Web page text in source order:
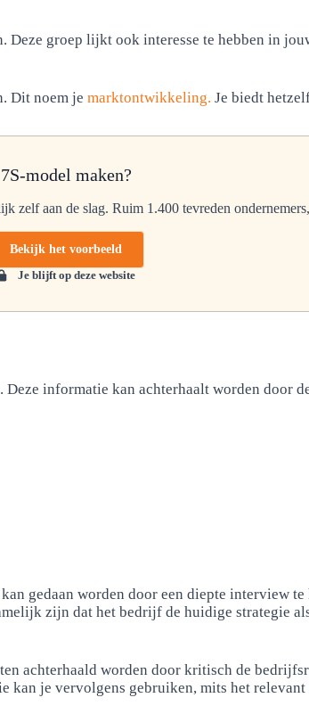
Deze groep lijkt ook interesse te hebben in
Dit noem je marktontwikkeling. Je biedt
7S-model maken?
aan de slag. Ruim 1.400 tevreden
Bekijk het voorbeeld
Je blijft op deze website
informatie kan achterhaalt worden door
gedaan worden door een diepte interview
zijn dat het bedrijf de huidige strategie
achterhaald worden door kritisch de
kan je vervolgens gebruiken, mits het relevant